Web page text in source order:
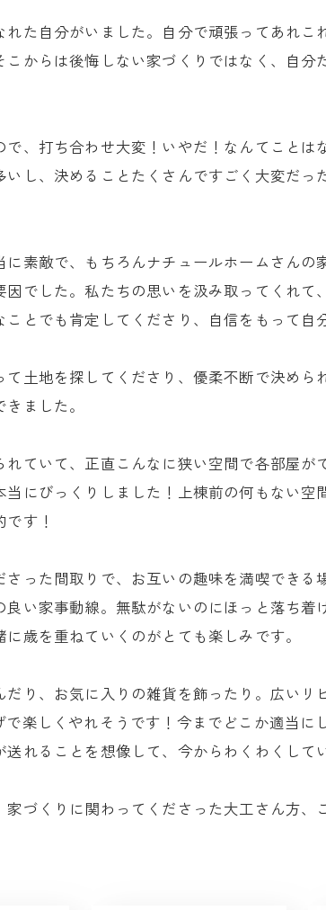
た自分がいました。自分で頑張ってあれ
からは後悔しない家づくりではなく、自
、打ち合わせ大変！いやだ！なんてこと
し、決めることたくさんですごく大変だ
素敵で、もちろんナチュールホームさん
でした。私たちの思いを汲み取ってくれ
とでも肯定してくださり、自信をもって自
土地を探してくださり、優柔不断で決め
ました。
ていて、正直こんなに狭い空間で各部屋
にびっくりしました！上棟前の何もない
す！
った間取りで、お互いの趣味を満喫でき
い家事動線。無駄がないのにほっと落ち
歳を重ねていくのがとても楽しみです。
り、お気に入りの雑貨を飾ったり。広い
楽しくやれそうです！今までどこか適当に
れることを想像して、今からわくわくして
づくりに関わってくださった大工さん方